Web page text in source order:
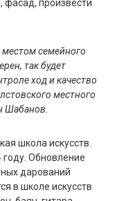
фасад, произвести
семейного
так будет
ход и качество
местного
Шабанов.
школа искусств.
году. Обновление
дарований
в школе искусств